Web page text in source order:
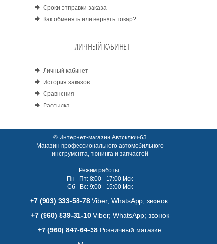
Сроки отправки заказа
Как обменять или вернуть товар?
ЛИЧНЫЙ КАБИНЕТ
Личный кабинет
История заказов
Сравнения
Рассылка
© Интернет-магазин Автоключ-63
Магазин профессионального автомобильного
инструмента, тюнинга и запчастей
Режим работы:
Пн - Пт: 8:00 - 17:00 Мск
Сб - Вс: 9:00 - 15:00 Мск
+7 (903) 333-58-78 Viber; WhatsАpp; звонок
+7 (960) 839-31-10Viber; WhatsАpp; звонок
+7 (960) 847-64-38 Розничный магазин